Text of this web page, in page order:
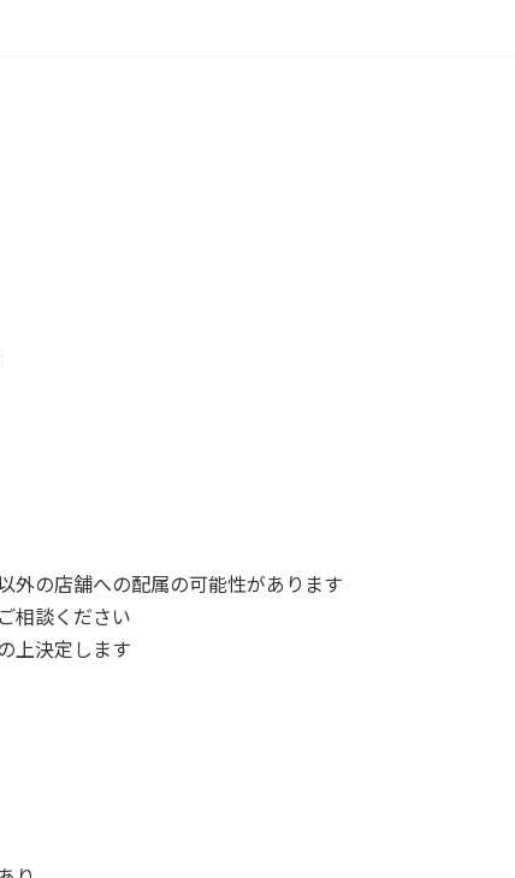
の店舗への配属の可能性があります
相談ください
上決定します